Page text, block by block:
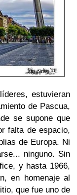
estuvieran
de Pascua,
se supone que
falta de espacio,
de Europa. Ni
ninguno. Sin
y hasta 1966,
en homenaje al
que fue uno de